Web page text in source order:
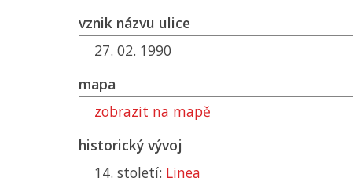
vznik názvu ulice
27. 02. 1990
mapa
zobrazit na mapě
historický vývoj
14. století: Linea